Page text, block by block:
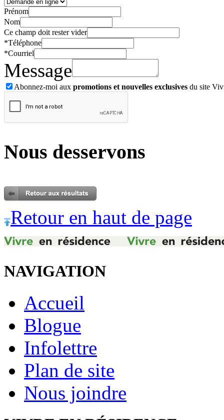
Prénom
Nom
Ce champ doit rester vider
*Téléphone
*Courriel
Message
Abonnez-moi aux promotions et nouvelles exclusives du site
Nous desservons
Retour en haut de page
NAVIGATION
Accueil
Blogue
Infolettre
Plan de site
Nous joindre